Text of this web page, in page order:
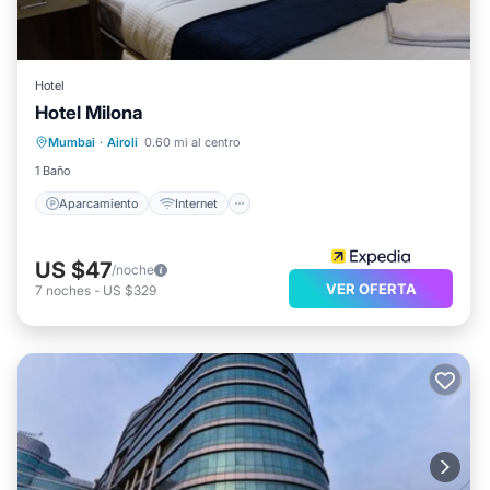
Hotel
Hotel Milona
Mumbai · Airoli 0.60 mi al centro
1 Baño
Aparcamiento Internet
Aparcamiento
Apto para niños
US $47/noche
7 noches - US $329 VER OFERTA